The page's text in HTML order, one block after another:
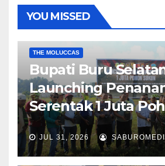
YOU MISSED
THE MOLUCCAS
Bupati Buru
Launching
Serentak 1 Juta
JUL 31, 2026
AMBON METRO JURNALISME AKTIVIS
POLITIK & PEMERINTAHAN